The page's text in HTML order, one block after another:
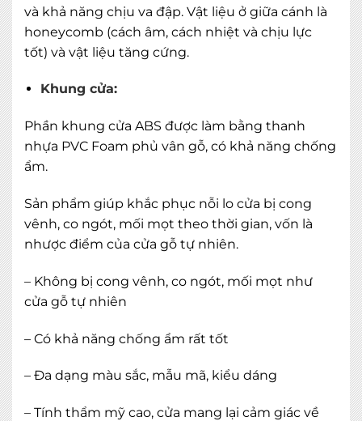
và khả năng chịu va đập. Vật liệu ở giữa cánh là
honeycomb (cách âm, cách nhiệt và chịu lực
tốt) và vật liệu tăng cứng.
Khung cửa:
Phần khung cửa ABS được làm bằng thanh
nhựa PVC Foam phủ vân gỗ, có khả năng chống
ẩm.
Sản phẩm giúp khắc phục nỗi lo cửa bị cong
vênh, co ngót, mối mọt theo thời gian, vốn là
nhược điểm của cửa gỗ tự nhiên.
– Không bị cong vênh, co ngót, mối mọt như
cửa gỗ tự nhiên
– Có khả năng chống ẩm rất tốt
– Đa dạng màu sắc, mẫu mã, kiểu dáng
– Tính thẩm mỹ cao, cửa mang lại cảm giác về